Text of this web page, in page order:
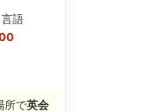
語
所で英会